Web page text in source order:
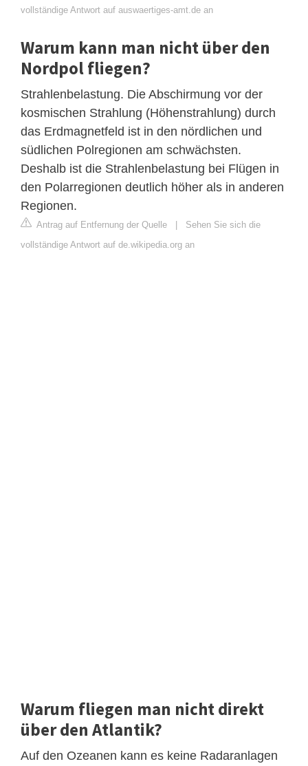
vollständige Antwort auf auswaertiges-amt.de an
Warum kann man nicht über den
Nordpol fliegen?
Strahlenbelastung. Die Abschirmung vor der
kosmischen Strahlung (Höhenstrahlung) durch
das Erdmagnetfeld ist in den nördlichen und
südlichen Polregionen am schwächsten.
Deshalb ist die Strahlenbelastung bei Flügen in
den Polarregionen deutlich höher als in anderen
Regionen.
Antrag auf Entfernung der Quelle | Sehen Sie sich die
vollständige Antwort auf de.wikipedia.org an
Warum fliegen man nicht direkt
über den Atlantik?
Auf den Ozeanen kann es keine Radaranlagen